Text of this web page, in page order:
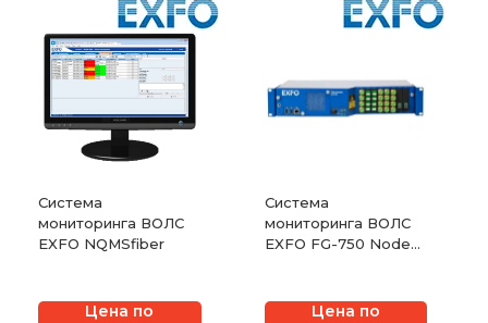
Система
мониторинга ВОЛС
EXFO NQMSfiber
Цена по
Система
мониторинга ВОЛС
EXFO FG-750 Node
Цена по